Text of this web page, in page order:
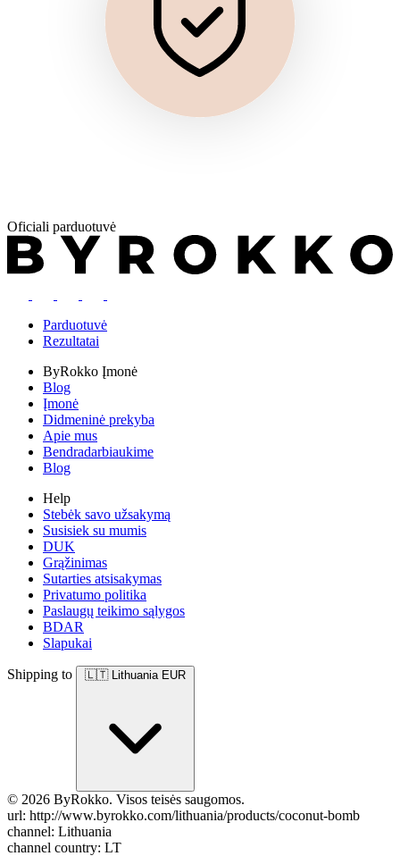
Oficiali parduotuvė
Parduotuvė
Rezultatai
ByRokko Įmonė
Blog
Įmonė
Didmeninė prekyba
Apie mus
Bendradarbiaukime
Blog
Help
Stebėk savo užsakymą
Susisiek su mumis
DUK
Grąžinimas
Sutarties atsisakymas
Privatumo politika
Paslaugų teikimo sąlygos
BDAR
Slapukai
Shipping to 🇱🇹 Lithuania EUR
© 2026 ByRokko. Visos teisės saugomos.
url: http://www.byrokko.com/lithuania/products/coconut-bomb
channel: Lithuania
channel country: LT